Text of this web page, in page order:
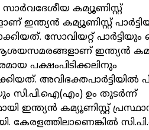
കമ്യൂണിസ്റ്റ്
ഇന്ത്യന്‍ കമ്യൂണിസ്റ്റ്
സോവിയറ്റ്
ആശയസമരങ്ങളാണ് ഇന്ത്യന്‍
പക്ഷംപിടിക്കലിനും
അവിഭക്തപാര്‍ട്ടിയില്‍
സി.പി.ഐ(എം) ഉം തുടര്‍ന്ന്
ഇന്ത്യന്‍ കമ്യൂണിസ്റ്റ്
കേരളത്തിലാണെങ്കില്‍